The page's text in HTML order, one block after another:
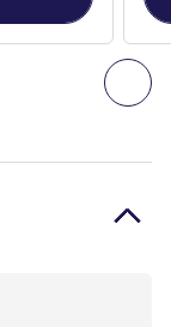
ถั
1 double bed ,